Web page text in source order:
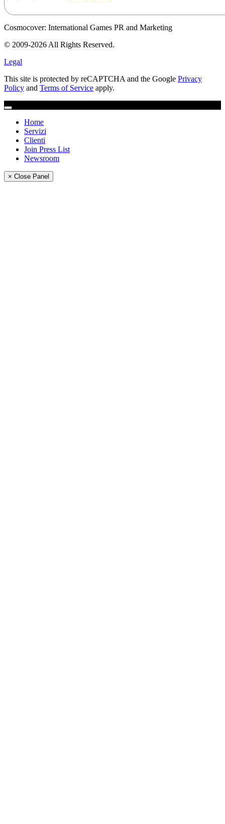
Cosmocover: International Games PR and Marketing
© 2009-2026 All Rights Reserved.
Legal
This site is protected by reCAPTCHA and the Google Privacy
Policy and Terms of Service apply.
Home
Servizi
Clienti
Join Press List
Newsroom
× Close Panel